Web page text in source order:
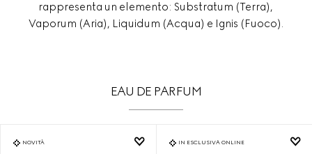
rappresenta un elemento: Substratum (Terra),
Vaporum (Aria), Liquidum (Acqua) e Ignis (Fuoco).
EAU DE PARFUM
NOVITÀ IN ESCLUSIVA ONLINE